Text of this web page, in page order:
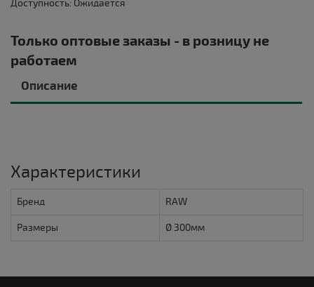
Доступность: Ожидается
Только оптовые заказы - в розницу не
работаем
Описание
Характеристики
Бренд RAW
Размеры Ø 300мм